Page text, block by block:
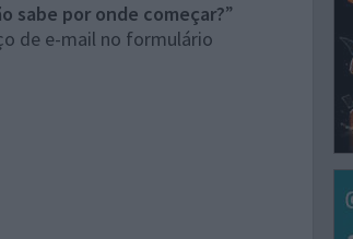
sabe por onde começar?”
de e-mail no formulário